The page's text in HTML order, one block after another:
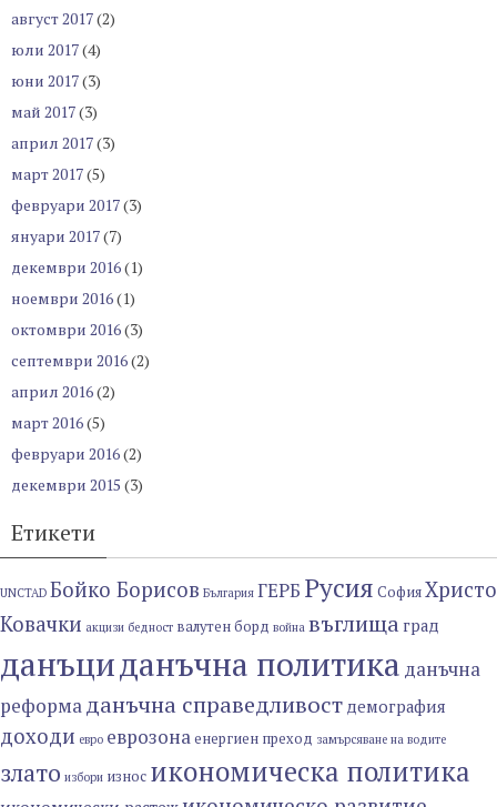
август 2017(2)
юли 2017(4)
юни 2017(3)
май 2017(3)
април 2017(3)
март 2017(5)
февруари 2017(3)
януари 2017(7)
декември 2016(1)
ноември 2016(1)
октомври 2016(3)
септември 2016(2)
април 2016(2)
март 2016(5)
февруари 2016(2)
декември 2015 (3)
Етикети
UNCTAD Бойко Борисов България ГЕРБ Русия СофияХристо
Ковачки акцизи бедност валутен борд война въглищаград
данъциданъчна политика данъчна
реформаданъчна справедливост демография
доходи евро еврозонаенергиен преход замърсяване на водите
злато избори износ икономическа политика